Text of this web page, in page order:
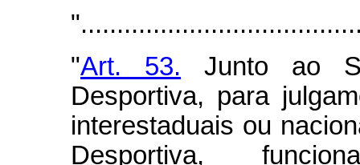
"Art. 53. Junto ao
Desportiva, para
interestaduais ou
Desportiva,